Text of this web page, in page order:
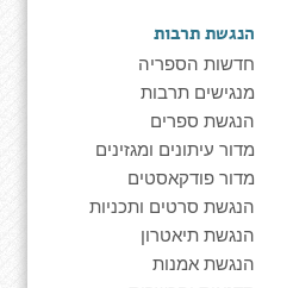
הנגשת תרבות
חדשות הספריה
מנגישים תרבות
הנגשת ספרים
מדור עיתונים ומגזינים
מדור פודקאסטים
הנגשת סרטים ותכניות
הנגשת תיאטרון
הנגשת אמנות